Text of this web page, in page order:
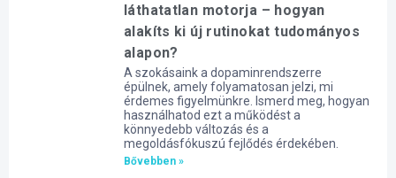
láthatatlan motorja – hogyan
alakíts ki új rutinokat tudományos
alapon?
A szokásaink a dopaminrendszerre
épülnek, amely folyamatosan jelzi, mi
érdemes figyelmünkre. Ismerd meg, hogyan
használhatod ezt a működést a
könnyedebb változás és a
megoldásfókuszú fejlődés érdekében.
Bővebben »